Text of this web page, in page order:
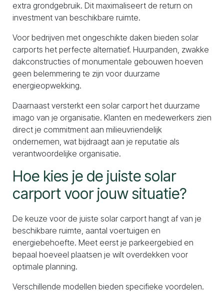
extra grondgebruik. Dit maximaliseert de return on
investment van beschikbare ruimte.
Voor bedrijven met ongeschikte daken bieden solar
carports het perfecte alternatief. Huurpanden, zwakke
dakconstructies of monumentale gebouwen hoeven
geen belemmering te zijn voor duurzame
energieopwekking.
Daarnaast versterkt een solar carport het duurzame
imago van je organisatie. Klanten en medewerkers zien
direct je commitment aan milieuvriendelijk
ondernemen, wat bijdraagt aan je reputatie als
verantwoordelijke organisatie.
Hoe kies je de juiste solar
carport voor jouw situatie?
De keuze voor de juiste solar carport hangt af van je
beschikbare ruimte, aantal voertuigen en
energiebehoefte. Meet eerst je parkeergebied en
bepaal hoeveel plaatsen je wilt overdekken voor
optimale planning.
Verschillende modellen bieden specifieke voordelen.